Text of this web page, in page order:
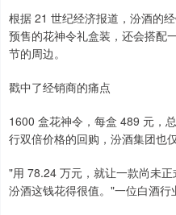
根据 21 世纪经济报道，汾酒的
预售的花神令礼盒装，还会搭配
节的周边。
戳中了经销商的痛点
1600 盒花神令，每盒 489 元，
行双倍价格的回购，汾酒集团也
"用 78.24 万元，就让一款尚未
汾酒这钱花得很值。"一位白酒行